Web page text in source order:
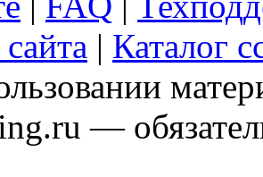
| Каталог
—